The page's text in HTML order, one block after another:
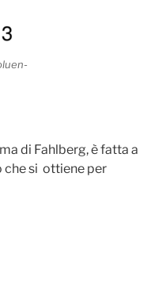
di Fahlberg, è fatta a
che si ottiene per